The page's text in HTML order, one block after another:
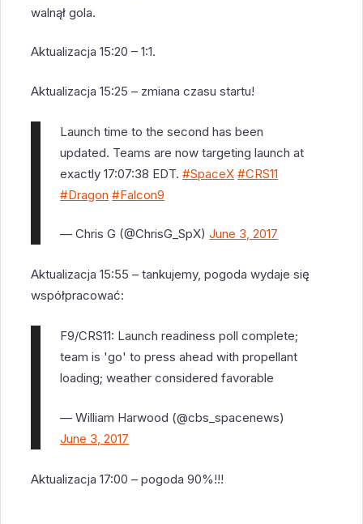
walnął gola.
Aktualizacja 15:20 – 1:1.
Aktualizacja 15:25 – zmiana czasu startu!
Launch time to the second has been
updated. Teams are now targeting launch at
exactly 17:07:38 EDT.#SpaceX #CRS11
#Dragon #Falcon9
— Chris G (@ChrisG_SpX)June 3, 2017
Aktualizacja 15:55 – tankujemy, pogoda wydaje się
współpracować:
F9/CRS11: Launch readiness poll complete;
team is 'go' to press ahead with propellant
loading; weather considered favorable
— William Harwood (@cbs_spacenews)
June 3, 2017
Aktualizacja 17:00 – pogoda 90%!!!